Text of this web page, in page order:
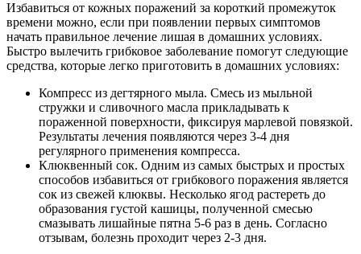
Избавиться от кожных поражений за короткий промежуток
времени можно, если при появлении первых симптомов
начать правильное лечение лишая в домашних условиях.
Быстро вылечить грибковое заболевание помогут следующие
средства, которые легко приготовить в домашних условиях:
Компресс из дегтярного мыла. Смесь из мыльной
стружки и сливочного масла прикладывать к
пораженной поверхности, фиксируя марлевой повязкой.
Результаты лечения появляются через 3-4 дня
регулярного применения компресса.
Клюквенный сок. Одним из самых быстрых и простых
способов избавиться от грибкового поражения является
сок из свежей клюквы. Несколько ягод растереть до
образования густой кашицы, полученной смесью
смазывать лишайные пятна 5-6 раз в день. Согласно
отзывам, болезнь проходит через 2-3 дня.